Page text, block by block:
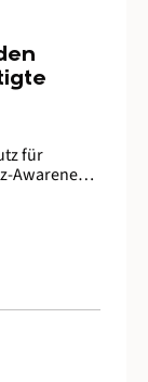
für
wird.
mit
Ihrer
&amp;